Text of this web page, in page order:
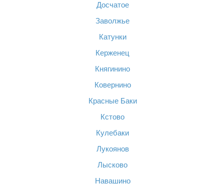
Досчатое
Заволжье
Катунки
Керженец
Княгинино
Ковернино
Красные Баки
Кстово
Кулебаки
Лукоянов
Лысково
Навашино